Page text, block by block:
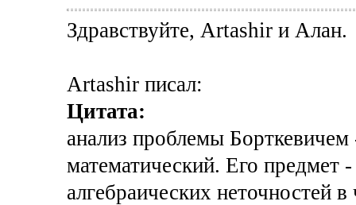
Здравствуйте, Artashir и Алан.
Artashir писал:
Цитата:
анализ проблемы Борткевичем
математический. Его предмет
алгебраических неточностей